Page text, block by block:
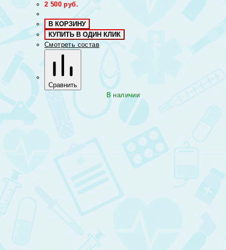
2 500 руб.
В КОРЗИНУ
КУПИТЬ В ОДИН КЛИК
Смотреть состав
Сравнить
В наличии